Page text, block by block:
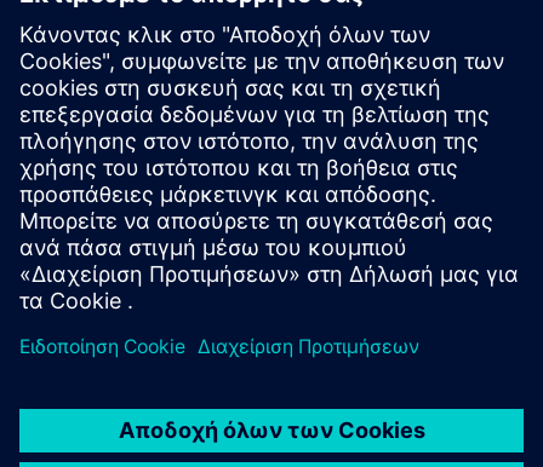
Ο σχεδιασμός, η διασφάλιση και η βελτιστοποίηση
των βιομηχανικών δικτύων επικοινωνίας και η
σύνδεσή τους με ένα εταιρικό δίκτυο απαιτεί
τεχνογνωσία. Η εκπαίδευση και οι πιστοποιήσεις μας
βασίζονται στα διεθνή πρότυπα Industrial Ethernet.
Προς τα μαθήματα